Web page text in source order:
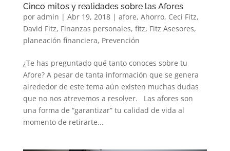
Cinco mitos y realidades sobre las Afores
por admin | Abr 19, 2018| afore, Ahorro, Ceci Fitz,
David Fitz, Finanzas personales, fitz, Fitz Asesores,
planeación financiera, Prevención
¿Te has preguntado qué tanto conoces sobre tu
Afore? A pesar de tanta información que se genera
alrededor de este tema aún existen muchas dudas
que no nos atrevemos a resolver. Las afores son
una forma de “garantizar” tu calidad de vida al
momento de retirarte...